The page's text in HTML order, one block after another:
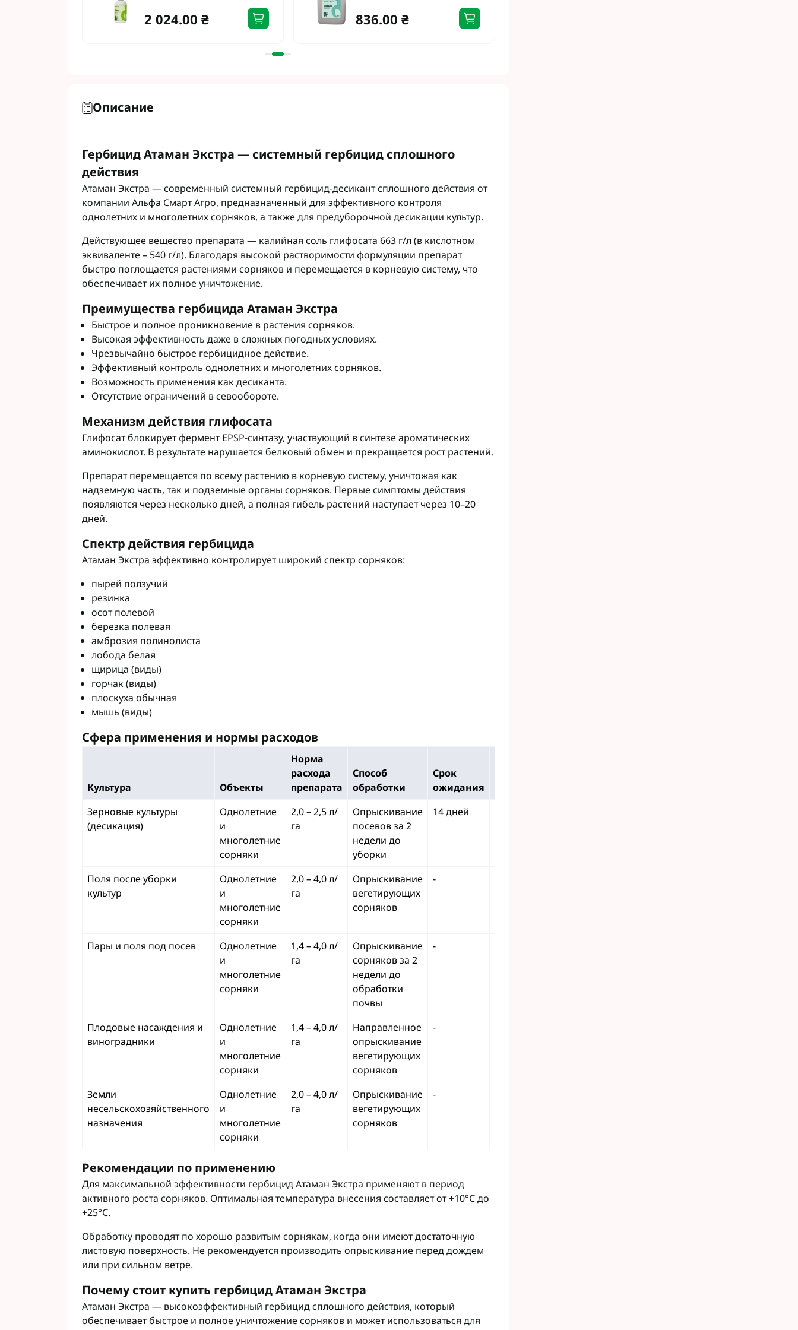
Фунгициды АХТ
Фунгициды Corteva
Фунгициды Пест ЮА
Фунгициды Syngenta
Микроудобрения StimOrganic
Микроудобрения Humintech
2 024.00 ₴ 836.00 ₴
Описание
Гербицид Атаман Экстра — системный гербицид сплошного
действия
Атаман Экстра — современный системный гербицид-десикант сплошного действия от
компании Альфа Смарт Агро, предназначенный для эффективного контроля
однолетних и многолетних сорняков, а также для предуборочной десикации культур.
Действующее вещество препарата — калийная соль глифосата 663 г/л (в кислотном
эквиваленте – 540 г/л). Благодаря высокой растворимости формуляции препарат
быстро поглощается растениями сорняков и перемещается в корневую систему, что
обеспечивает их полное уничтожение.
Преимущества гербицида Атаман Экстра
Быстрое и полное проникновение в растения сорняков.
Высокая эффективность даже в сложных погодных условиях.
Чрезвычайно быстрое гербицидное действие.
Эффективный контроль однолетних и многолетних сорняков.
Возможность применения как десиканта.
Отсутствие ограничений в севообороте.
Механизм действия глифосата
Глифосат блокирует фермент EPSP-синтазу, участвующий в синтезе ароматических
аминокислот. В результате нарушается белковый обмен и прекращается рост растений.
Препарат перемещается по всему растению в корневую систему, уничтожая как
надземную часть, так и подземные органы сорняков. Первые симптомы действия
появляются через несколько дней, а полная гибель растений наступает через 10–20
дней.
Спектр действия гербицида
Атаман Экстра эффективно контролирует широкий спектр сорняков:
пырей ползучий
резинка
осот полевой
березка полевая
амброзия полинолиста
лобода белая
щирица (виды)
горчак (виды)
плоскуха обычная
мышь (виды)
Сфера применения и нормы расходов
Культура Объекты
Норма
расхода
препарата
Способ
обработки
Срок
ожидания
обработок
Зерновые культуры
(десикация)
Однолетние
и
многолетние
сорняки
2,0 – 2,5 л/
га
Опрыскивание
посевов за 2
недели до
уборки
14 дней
Поля после уборки
культур
Однолетние
и
многолетние
сорняки
2,0 – 4,0 л/
га
Опрыскивание
вегетирующих
сорняков
-
Пары и поля под посев
Однолетние
и
многолетние
сорняки
1,4 – 4,0 л/
га
Опрыскивание
сорняков за 2
недели до
обработки
почвы
-
Плодовые насаждения и
виноградники
Однолетние
и
многолетние
сорняки
1,4 – 4,0 л/
га
Направленное
опрыскивание
вегетирующих
сорняков
-
Земли
несельскохозяйственного
назначения
Однолетние
и
многолетние
сорняки
2,0 – 4,0 л/
га
Опрыскивание
вегетирующих
сорняков
-
Рекомендации по применению
Для максимальной эффективности гербицид Атаман Экстра применяют в период
активного роста сорняков. Оптимальная температура внесения составляет от +10°C до
+25°C.
Обработку проводят по хорошо развитым сорнякам, когда они имеют достаточную
листовую поверхность. Не рекомендуется производить опрыскивание перед дождем
или при сильном ветре.
Почему стоит купить гербицид Атаман Экстра
Атаман Экстра — высокоэффективный гербицид сплошного действия, который
обеспечивает быстрое и полное уничтожение сорняков и может использоваться для